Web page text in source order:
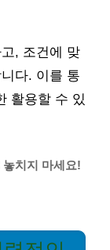
, 조건에 맞
다. 이를 통
활용할 수 있
치지 마세요!